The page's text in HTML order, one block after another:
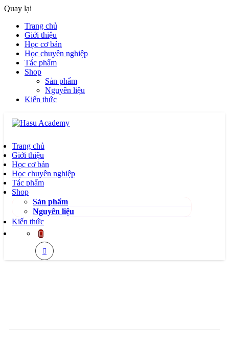
Quay lại
Trang chủ
Giới thiệu
Học cơ bản
Học chuyên nghiệp
Tác phẩm
Shop
Sản phẩm
Nguyên liệu
Kiến thức
Trang chủ
Giới thiệu
Học cơ bản
Học chuyên nghiệp
Tác phẩm
Shop
Sản phẩm
Nguyên liệu
Kiến thức